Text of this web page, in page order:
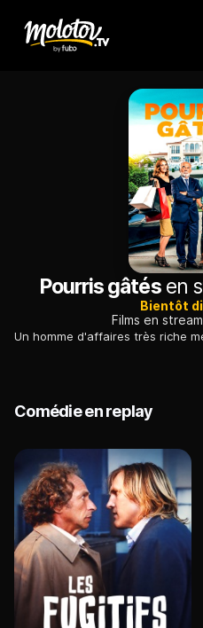
Pourris gâtésen
Bientôt
Films en
Comédie en replay